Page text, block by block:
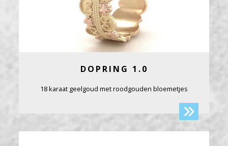
DOPRING 1.0
18 karaat geelgoud met roodgouden bloemetjes